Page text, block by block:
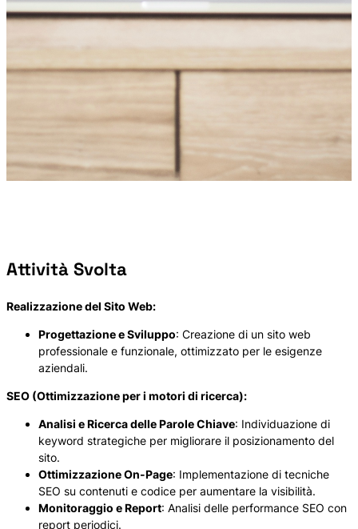
Attività Svolta
Realizzazione del Sito Web:
Progettazione e Sviluppo: Creazione di un sito web
professionale e funzionale, ottimizzato per le esigenze
aziendali.
SEO (Ottimizzazione per i motori di ricerca):
Analisi e Ricerca delle Parole Chiave: Individuazione di
keyword strategiche per migliorare il posizionamento del
sito.
Ottimizzazione On-Page: Implementazione di tecniche
SEO su contenuti e codice per aumentare la visibilità.
Monitoraggio e Report: Analisi delle performance SEO con
report periodici.